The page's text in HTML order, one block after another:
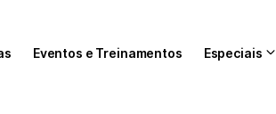
Eventos e Treinamentos Especiais